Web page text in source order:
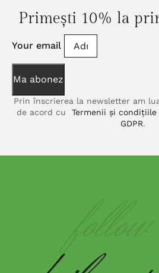
Primești 10% la
Your email
Ma abonez
Prin înscrierea la newsletter am
de acord cu
Termenii și condițiile
GDPR.